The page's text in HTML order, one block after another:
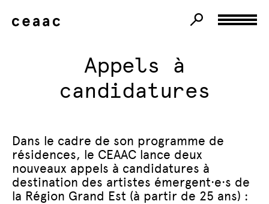
Appels à
candidatures
Dans le cadre de son programme de
résidences, le CEAAC lance deux
nouveaux appels à candidatures à
destination des artistes émergent·e·s de
la Région Grand Est (à partir de 25 ans) :